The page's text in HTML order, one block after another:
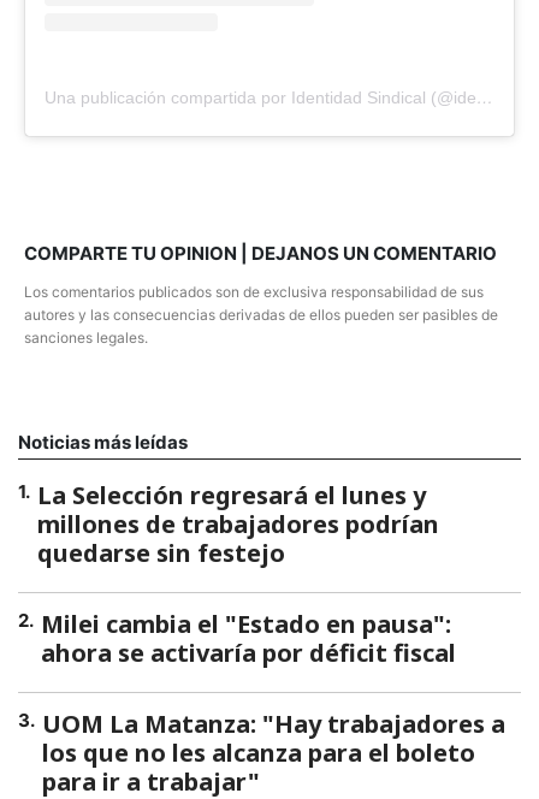
Una publicación compartida por Identidad Sindical (@identisindical)
COMPARTE TU OPINION | DEJANOS UN COMENTARIO
Los comentarios publicados son de exclusiva responsabilidad de sus
autores y las consecuencias derivadas de ellos pueden ser pasibles de
sanciones legales.
Noticias más leídas
1. La Selección regresará el lunes y
millones de trabajadores podrían
quedarse sin festejo
2. Milei cambia el "Estado en pausa":
ahora se activaría por déficit fiscal
3. UOM La Matanza: "Hay trabajadores a
los que no les alcanza para el boleto
para ir a trabajar"